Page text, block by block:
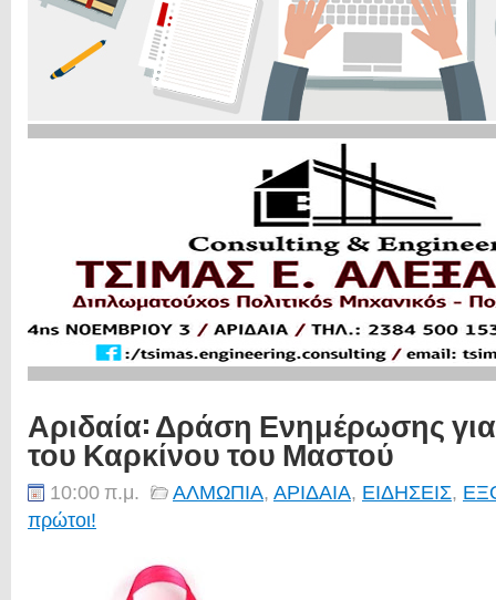
Αριδαία: Δράση Ενημέρωσης
του Καρκίνου του Μαστού
10:00 π.μ. ΑΛΜΩΠΙΑ, ΑΡΙΔΑΙΑ, ΕΙΔΗΣΕΙΣ,
πρώτοι!